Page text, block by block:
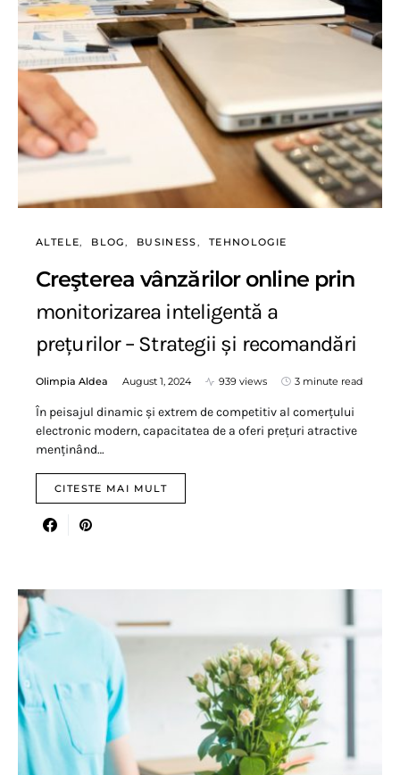
ALTELE BLOG BUSINESS TEHNOLOGIE
Creşterea vânzărilor online prin
monitorizarea inteligentă a
prețurilor – Strategii și recomandări
Olimpia Aldea August 1, 2024 939 views 3 minute read
În peisajul dinamic și extrem de competitiv al comerțului
electronic modern, capacitatea de a oferi prețuri atractive
menținând…
CITESTE MAI MULT